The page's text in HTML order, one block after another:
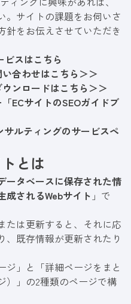
。サイトの課題をお伺いさ
針をお伝えさせていただき
ビスはこちら
合わせはこちら＞＞
ンロードはこちら＞＞
ECサイトのSEOガイドブ
サルティングのサービスペ
とは
ータベースに保存された情
成されるWebサイト 」で
たは更新すると、それに応
、既存情報が更新されたり
ジ」と「詳細ページをまと
）」の2種類のページで構